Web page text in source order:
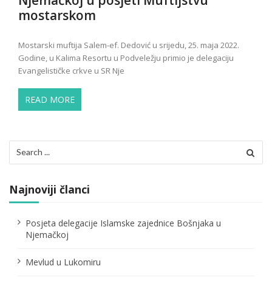
mostarskom
Mostarski muftija Salem-ef. Dedović u srijedu, 25. maja 2022.
Godine, u Kalima Resortu u Podveležju primio je delegaciju
Evangelističke crkve u SR Nje
READ MORE
for:
Najnoviji članci
Posjeta delegacije Islamske zajednice Bošnjaka u
Njemačkoj
Mevlud u Lukomiru